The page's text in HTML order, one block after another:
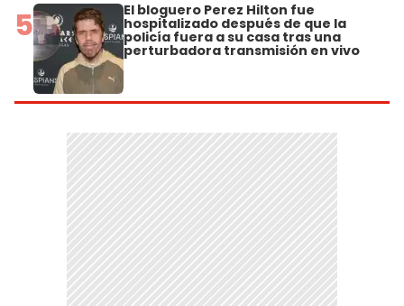
5 El bloguero Perez Hilton fue
hospitalizado después de que la
policía fuera a su casa tras una
perturbadora transmisión en vivo